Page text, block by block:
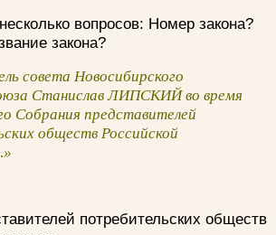
вопросов: Номер закона?
закона?
совета Новосибирского
Станислав ЛИПСКИЙ во время
Собрания представителей
обществ Российской
потребительских обществ